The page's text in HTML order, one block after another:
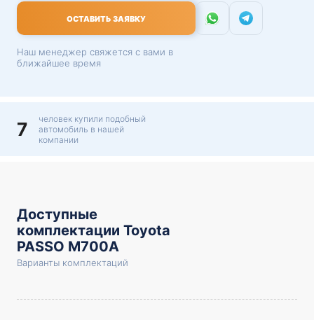
ОСТАВИТЬ ЗАЯВКУ
Наш менеджер свяжется с вами в
ближайшее время
7
человек купили подобный
автомобиль в нашей
компании
Доступные
комплектации Toyota
PASSO M700A
Варианты комплектаций